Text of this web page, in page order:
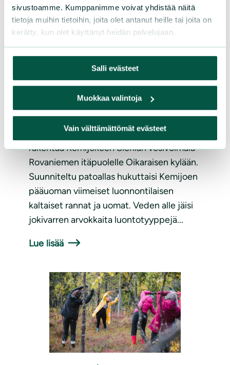
sivustoamme. Kumppanimme voivat yhdistää näitä
tietoja muihin tietoihin, joita olet antanut heille tai joita on
kerätty, kun olet käyttänyt heidän palvelujaan.
Salli evästeet
Muokkaa valintoja
Vain välttämättömät evästeet
AJANKOHTAISTA | 28.11.2022
Luonnonsuojelijat jatkavat
Kemijoki Oy:n Sierilä-hankkeen
vastustamista
Kemijoki Oy ajaa edelleen hankettaan
rakentaa Kemijokeen Sierilän vesivoimala
Rovaniemen itäpuolelle Oikaraisen kylään.
Suunniteltu patoallas hukuttaisi Kemijoen
pääuoman viimeiset luonnontilaisen
kaltaiset rannat ja uomat. Veden alle jäisi
jokivarren arvokkaita luontotyyppejä...
Lue lisää